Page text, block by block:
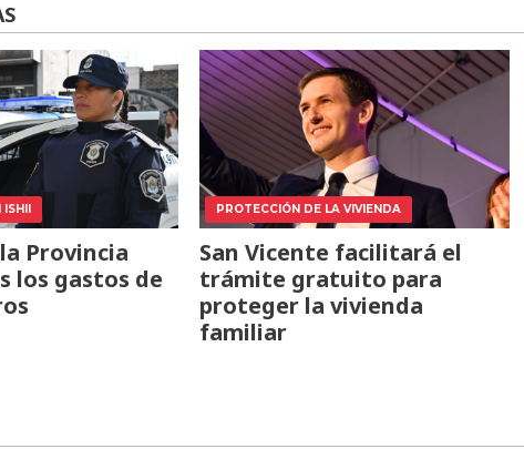
Provincia
los gastos de
PROTECCIÓN DE LA VIVIENDA
San Vicente facilitará el
trámite gratuito para
proteger la vivienda
familiar